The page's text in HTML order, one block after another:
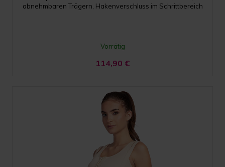
abnehmbaren Trägern, Hakenverschluss im Schrittbereich
Vorrätig
114,90 €